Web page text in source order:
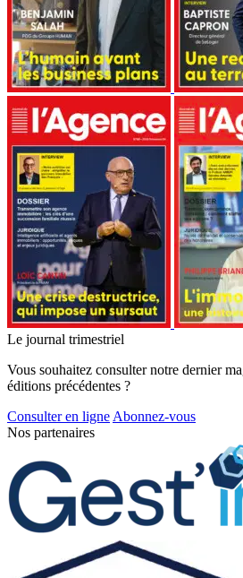
Le journal trimestriel
Vous souhaitez consulter notre dernier
éditions précédentes ?
Consulter en ligne Abonnez-vous
Nos partenaires